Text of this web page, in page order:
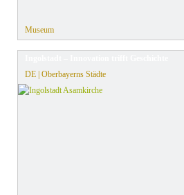
Museum
DE | Oberbayerns Städte